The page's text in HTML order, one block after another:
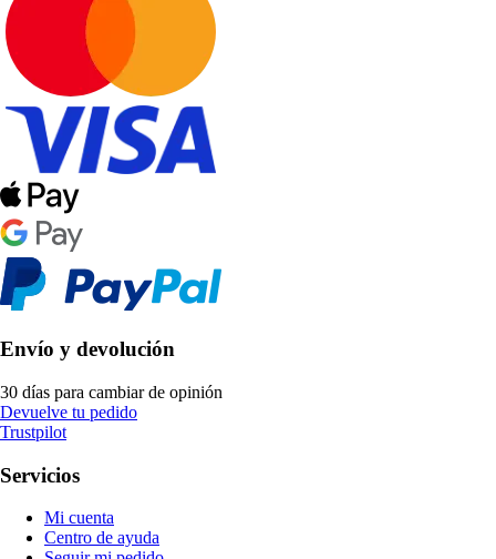
Envío y devolución
30 días para cambiar de opinión
Devuelve tu pedido
Trustpilot
Servicios
Mi cuenta
Centro de ayuda